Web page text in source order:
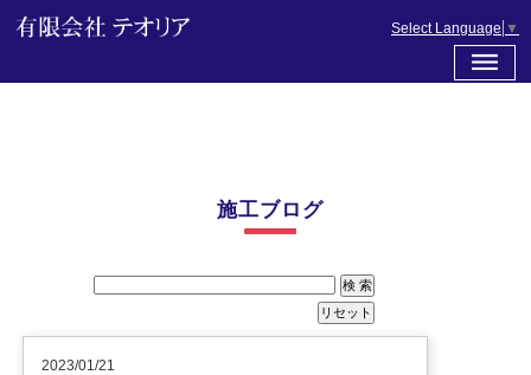
Select Language ▼
施工ブログ
2023/01/21